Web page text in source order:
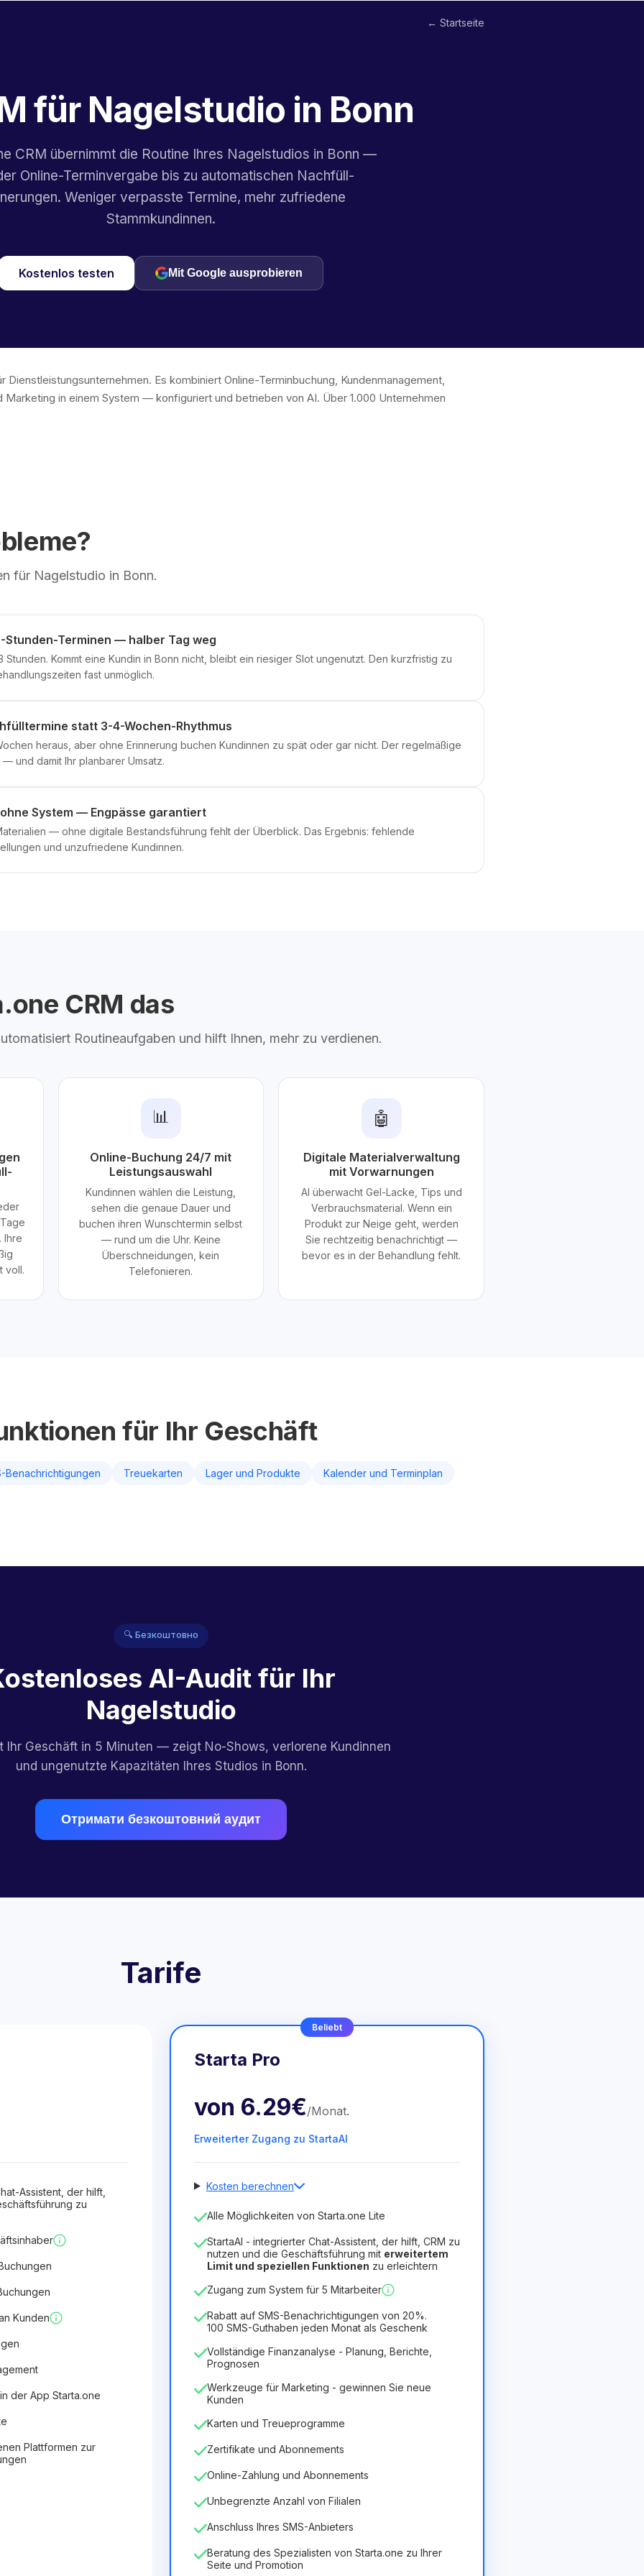
← Startseite
für Nagelstudio in Bonn
CRM übernimmt die Routine Ihres Nagelstudios in Bonn —
Online-Terminvergabe bis zu automatischen Nachfüll-
Weniger verpasste Termine, mehr zufriedene
Stammkundinnen.
Kostenlos testen Mit Google ausprobieren
Dienstleistungsunternehmen. Es kombiniert Online-Terminbuchung, Kundenmanagement,
Marketing in einem System — konfiguriert und betrieben von AI. Über 1.000 Unternehmen
für Nagelstudio in Bonn.
Stunden-Terminen — halber Tag weg
Stunden. Kommt eine Kundin in Bonn nicht, bleibt ein riesiger Slot ungenutzt. Den kurzfristig zu
fast unmöglich.
statt 3-4-Wochen-Rhythmus
heraus, aber ohne Erinnerung buchen Kundinnen zu spät oder gar nicht. Der regelmäßige
und damit Ihr planbarer Umsatz.
System — Engpässe garantiert
— ohne digitale Bestandsführung fehlt der Überblick. Das Ergebnis: fehlende
und unzufriedene Kundinnen.
CRM das
Routineaufgaben und hilft Ihnen, mehr zu verdienen.
Ihre
voll.
📊
Online-Buchung 24/7 mit
Leistungsauswahl
Kundinnen wählen die Leistung,
sehen die genaue Dauer und
buchen ihren Wunschtermin selbst
— rund um die Uhr. Keine
Überschneidungen, kein
Telefonieren.
🤖
Digitale Materialverwaltung
mit Vorwarnungen
AI überwacht Gel-Lacke, Tips und
Verbrauchsmaterial. Wenn ein
Produkt zur Neige geht, werden
Sie rechtzeitig benachrichtigt —
bevor es in der Behandlung fehlt.
für Ihr Geschäft
Benachrichtigungen Treuekarten Lager und Produkte
Kalender und Terminplan
🔍 Безкоштовно
AI-Audit für Ihr
Nagelstudio
Ihr Geschäft in 5 Minuten — zeigt No-Shows, verlorene Kundinnen
und ungenutzte Kapazitäten Ihres Studios in Bonn.
Отримати безкоштовний аудит
Tarife
Assistent, der hilft,
zu
Kunden
der App Starta.one
Plattformen zur
Beliebt
Starta Pro
von 6.29€/Monat.
Erweiterter Zugang zu StartaAI
Kosten berechnen
Anzahl der Mitarbeiter
Dauer der Lizenz
12 Months(Rabatt -25%) Vorteilhaft
8.99€6.29€ Monat
75.52€ für 12 Months
Alle Möglichkeiten von Starta.one Lite
StartaAI - integrierter Chat-Assistent, der hilft, CRM zu
nutzen und die Geschäftsführung mit erweitertem
Limit und speziellen Funktionen zu erleichtern
Zugang zum System für 5 Mitarbeiter
Rabatt auf SMS-Benachrichtigungen von 20%.
100 SMS-Guthaben jeden Monat als Geschenk
Vollständige Finanzanalyse - Planung, Berichte,
Prognosen
Werkzeuge für Marketing - gewinnen Sie neue
Kunden
Karten und Treueprogramme
Zertifikate und Abonnements
Online-Zahlung und Abonnements
Unbegrenzte Anzahl von Filialen
Anschluss Ihres SMS-Anbieters
Beratung des Spezialisten von Starta.one zu Ihrer
Seite und Promotion